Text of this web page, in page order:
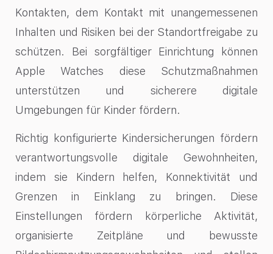
Kontakten, dem Kontakt mit unangemessenen
Inhalten und Risiken bei der Standortfreigabe zu
schützen. Bei sorgfältiger Einrichtung können
Apple Watches diese Schutzmaßnahmen
unterstützen und sicherere digitale
Umgebungen für Kinder fördern.
Richtig konfigurierte Kindersicherungen fördern
verantwortungsvolle digitale Gewohnheiten,
indem sie Kindern helfen, Konnektivität und
Grenzen in Einklang zu bringen. Diese
Einstellungen fördern körperliche Aktivität,
organisierte Zeitpläne und bewusste